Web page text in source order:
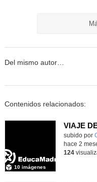
Del mismo autor…
Contenidos relacionados:
VIAJE
subido por
10 imágenes
hace 2
124